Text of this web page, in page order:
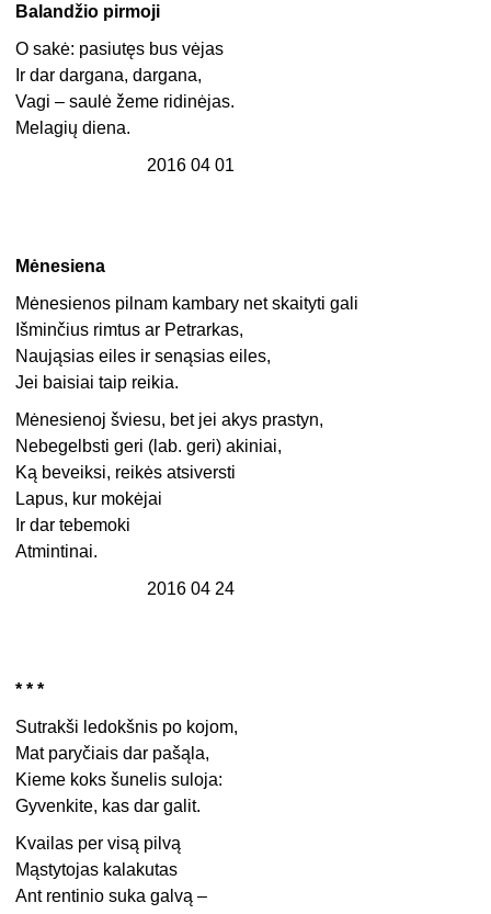
Balandžio pirmoji
O sakė: pasiutęs bus vėjas
Ir dar dargana, dargana,
Vagi – saulė žeme ridinėjas.
Melagių diena.
2016 04 01
Mėnesiena
Mėnesienos pilnam kambary net skaityti gali
Išminčius rimtus ar Petrarkas,
Naująsias eiles ir senąsias eiles,
Jei baisiai taip reikia.
Mėnesienoj šviesu, bet jei akys prastyn,
Nebegelbsti geri (lab. geri) akiniai,
Ką beveiksi, reikės atsiversti
Lapus, kur mokėjai
Ir dar tebemoki
Atmintinai.
2016 04 24
* * *
Sutrakši ledokšnis po kojom,
Mat paryčiais dar pašąla,
Kieme koks šunelis suloja:
Gyvenkite, kas dar galit.
Kvailas per visą pilvą
Mąstytojas kalakutas
Ant rentinio suka galvą –